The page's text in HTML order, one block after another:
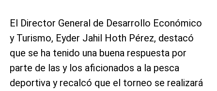
El Director General de Desarrollo Económico
y Turismo, Eyder Jahil Hoth Pérez, destacó
que se ha tenido una buena respuesta por
parte de las y los aficionados a la pesca
deportiva y recalcó que el torneo se realizará